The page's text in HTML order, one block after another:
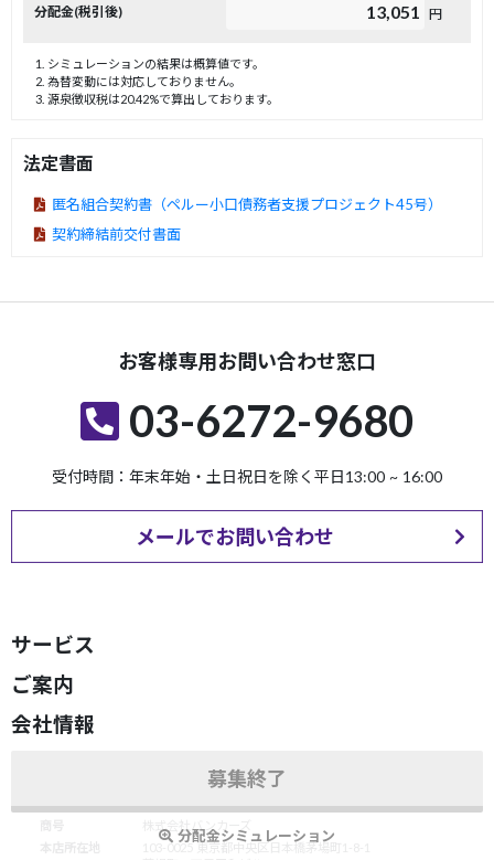
募集終了
分配金シミュレーション
分配金(税引後) 13,051 円
シミュレーションの結果は概算値です。
為替変動には対応しておりません。
源泉徴収税は20.42%で算出しております。
法定書面
匿名組合契約書（ペルー小口債務者支援プロジェクト45号）
契約締結前交付書面
お客様専用お問い合わせ窓口
03-6272-9680
受付時間：年末年始・土日祝日を除く平日13:00 ~ 16:00
メールでお問い合わせ
サービス
ご案内
会社情報
103-0025 東京都中央区日本橋茅場町1-8-1